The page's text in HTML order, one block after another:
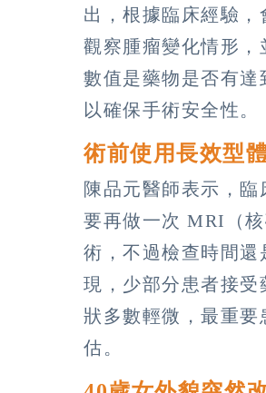
出，根據臨床經驗
觀察腫瘤變化情形
數值是藥物是否有達
以確保手術安全性。
術前使用長效型
陳品元醫師表示，
要再做一次 MRI（
術，不過檢查時間
現，少部分患者接
狀多數輕微，最重
估。